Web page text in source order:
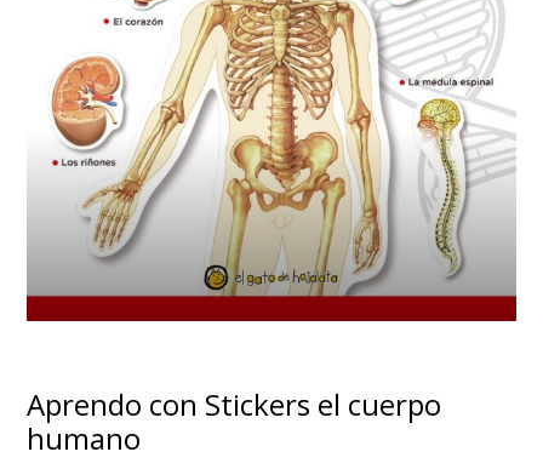
Aprendo con Stickers el cuerpo
humano